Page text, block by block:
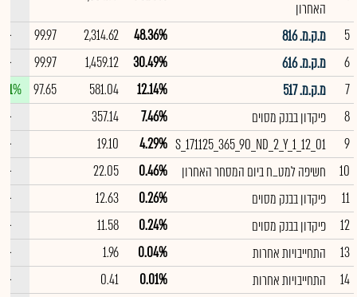
האחרון
5
מ.ק.מ. 816 48.36%
2,314.62
99.97
--
6
מ.ק.מ. 616 30.49%
1,459.12
99.97
--
7
מ.ק.מ. 517 12.14%
581.04
97.65
8
פיקדון בבנק מסוים 7.46%
357.14
--
9
S_171125_365_90_ND_2_Y_1_12_01
4.29%
19.10
--
10
חשיפה למט_ח ביום המסחר האחרון 0.46%
22.05
--
11
פיקדון בבנק מסוים 0.26%
12.63
--
12
פיקדון בבנק מסוים 0.24%
11.58
--
13
התחייבויות אחרות 0.04%
1.96
--
14
התחייבויות אחרות 0.01%
0.41
--